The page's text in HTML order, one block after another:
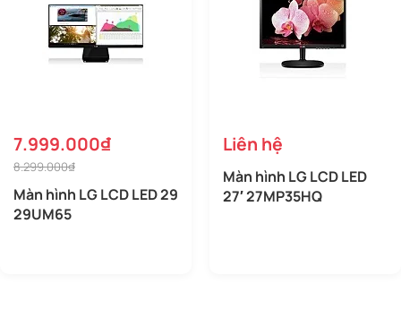
7.999.000₫
8.299.000₫
Màn hình LG LCD LED 29
29UM65
Liên hệ
Màn hình LG LCD LED
27′ 27MP35HQ